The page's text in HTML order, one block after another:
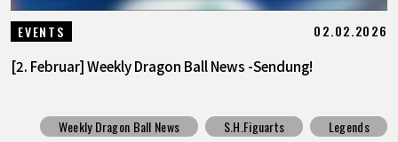
EVENTS 02.02.2026
[2. Februar] Weekly Dragon Ball News -Sendung!
Weekly Dragon Ball News S.H.Figuarts
Legends